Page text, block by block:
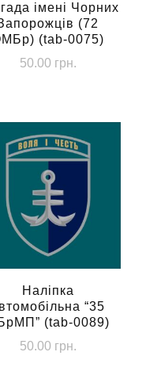
імені Чорних
(72
(tab-0075)
50.00 грн.
Наліпка
“35
(tab-0089)
50.00 грн.